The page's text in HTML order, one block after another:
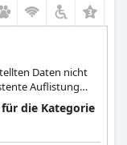
Daten nicht
Auflistung
für Familien
die Kategorie